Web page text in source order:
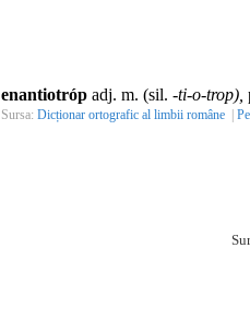
enantiotróp adj. m. (sil. -ti-o-trop),
Sursa: Dicționar ortografic al limbii române |